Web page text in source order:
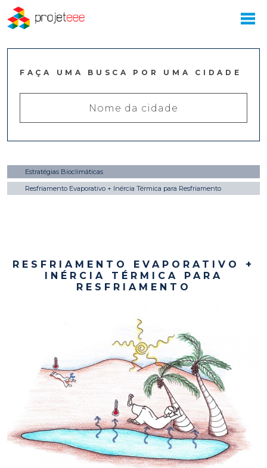
FAÇA UMA BUSCA POR UMA CIDADE
Estratégias Bioclimáticas
Resfriamento Evaporativo + Inércia Térmica para Resfriamento
RESFRIAMENTO EVAPORATIVO +
INÉRCIA TÉRMICA PARA
RESFRIAMENTO